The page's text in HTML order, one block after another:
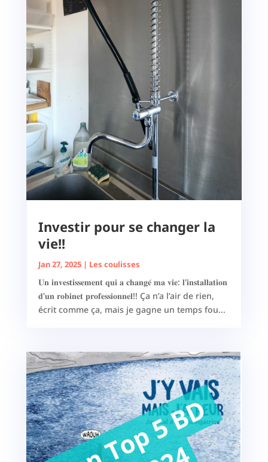
Investir pour se changer la
vie!!
Jan 27, 2025| Les coulisses
𝐔𝐧 𝐢𝐧𝐯𝐞𝐬𝐭𝐢𝐬𝐬𝐞𝐦𝐞𝐧𝐭 𝐪𝐮𝐢 𝐚 𝐜𝐡𝐚𝐧𝐠𝐞́ 𝐦𝐚 𝐯𝐢𝐞: 𝐥'𝐢𝐧𝐬𝐭𝐚𝐥𝐥𝐚𝐭𝐢𝐨𝐧
𝐝'𝐮𝐧 𝐫𝐨𝐛𝐢𝐧𝐞𝐭 𝐩𝐫𝐨𝐟𝐞𝐬𝐬𝐢𝐨𝐧𝐧𝐞𝐥!! Ça n’a l’air de rien,
écrit comme ça, mais je gagne un temps fou...